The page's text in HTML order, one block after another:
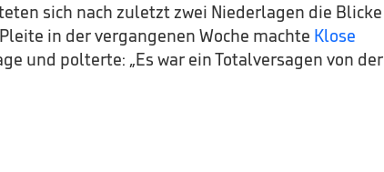
sich nach zuletzt zwei Niederlagen die Blicke
in der vergangenen Woche machte Klose
und polterte: „Es war ein Totalversagen von der